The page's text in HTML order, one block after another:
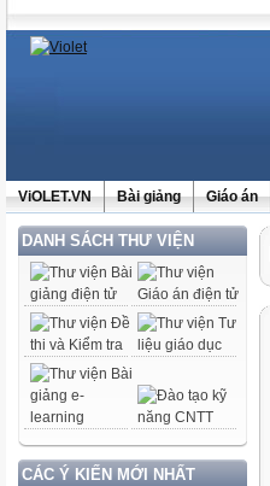
ViOLET.VN Bài giảng Giáo án
DANH SÁCH THƯ VIỆN
CÁC Ý KIẾN MỚI NHẤT